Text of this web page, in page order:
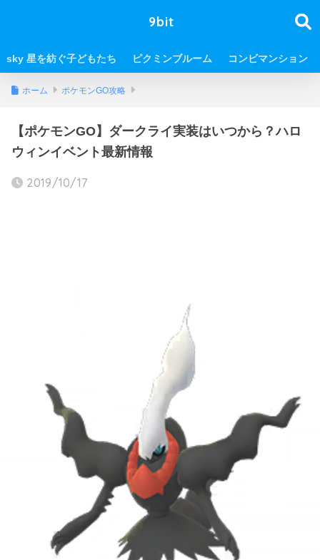
9bit
sky 星を紡ぐ子どもたち ピクミンブルーム コンビマンション
ホーム ポケモンGO攻略
【ポケモンGO】ダークライ実装はいつから？ハロ
ウィンイベント最新情報
2019/10/17